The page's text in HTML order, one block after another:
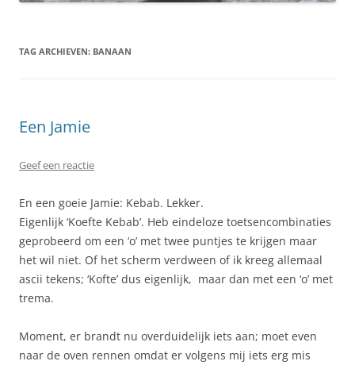
TAG ARCHIEVEN: BANAAN
Een Jamie
Geef een reactie
En een goeie Jamie: Kebab. Lekker.
Eigenlijk ‘Koefte Kebab’. Heb eindeloze toetsencombinaties
geprobeerd om een ‘o’ met twee puntjes te krijgen maar
het wil niet. Of het scherm verdween of ik kreeg allemaal
ascii tekens; ‘Kofte’ dus eigenlijk, maar dan met een ‘o’ met
trema.
Moment, er brandt nu overduidelijk iets aan; moet even
naar de oven rennen omdat er volgens mij iets erg mis